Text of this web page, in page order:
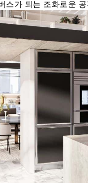
스가 되는 조화로운